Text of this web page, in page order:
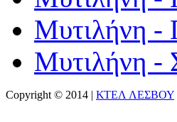
Μυτιλήνη -
Μυτιλήνη -
Copyright © 2014 | ΚΤΕΛ ΛΕΣΒΟΥ